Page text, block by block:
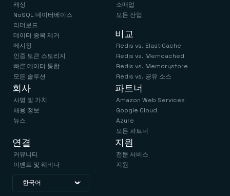
캐싱
NoSQL 데이터베이스
리더보드
데이터 중복 제거
메시징
인증 토큰 스토리지
빠른 데이터 통합
모든 솔루션
소매업
모든 산업
비교
Redis vs. ElastiCache
Redis vs. Memcached
Redis vs. Memorystore
Redis vs. 공유 소스
회사
사명 및 가치
채용 정보
뉴스
연결
커뮤니티
이벤트 및 웨비나
파트너
Amazon Web Services
Google Cloud
Azure
모든 파트너
지원
전문 서비스
지원